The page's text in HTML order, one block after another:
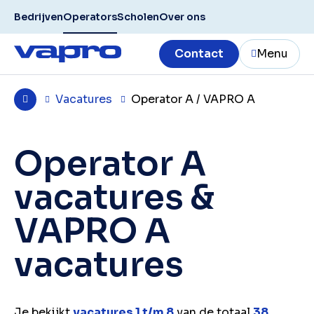
BedrijvenOperatorsScholenOver ons
Contact Menu
Vacatures Operator A / VAPRO A
Operator A
vacatures &
VAPRO A
vacatures